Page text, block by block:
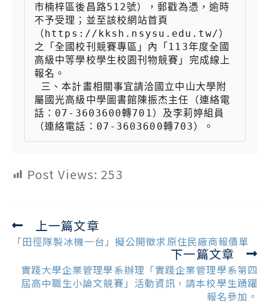
市楠梓區後昌路512號），郵戳為憑，逾時
不予受理；並至該校網站首頁
（https://kksh.nsysu.edu.tw/）
之「全國校刊競賽專區」內「113年度全國
高級中等學校學生校園刊物競賽」完成線上
報名。
屬國光高級中學圖書館陳振杰主任（連絡電
話：07-3603600轉701）及李莉婷組員
（連絡電話：07-3603600轉703）。
Post Views: 253
Read
more
上一篇文章
「田徑隊製冰機一台」擬公開徵求原住民廠商報價單
下一篇文章
實踐大學企業管理學系辦理「實踐企業管理學系第四
屆高中職生小論文競賽」活動資訊，請本校學生踴躍
報名參加。